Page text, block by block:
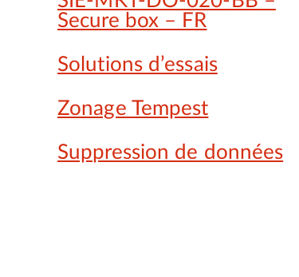
Secure box – FR
Solutions d’essais
Zonage Tempest
Suppression de données